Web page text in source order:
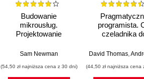
Budowanie
mikrousług.
Projektowanie
systemów. Wydanie
Sam Newman
(54,50 zł najniższa cena z 30 dni)
programista.
czeladnika
David Thomas,Andrew
(44,50 zł najniższa cena